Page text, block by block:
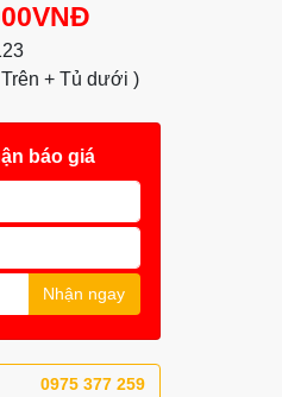
+ Tủ dưới )
báo giá
Nhận ngay
0975 377 259